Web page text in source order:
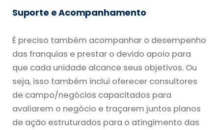
Suporte e Acompanhamento
É preciso também acompanhar o desempenho
das franquias e prestar o devido apoio para
que cada unidade alcance seus objetivos. Ou
seja, isso também inclui oferecer consultores
de campo/negócios capacitados para
avaliarem o negócio e traçarem juntos planos
de ação estruturados para o atingimento das